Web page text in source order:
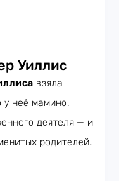
Уиллис
взяла
у неё мамино.
деятеля — и
родителей.